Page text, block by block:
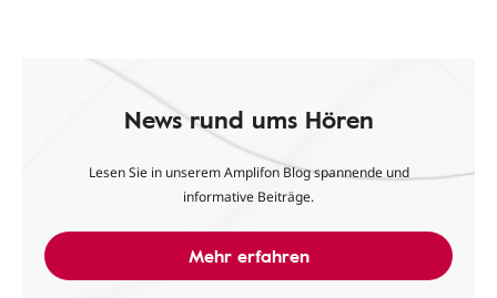
News rund ums Hören
Lesen Sie in unserem Amplifon Blog spannende und
informative Beiträge.
Mehr erfahren